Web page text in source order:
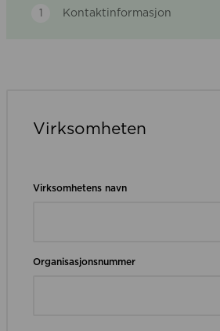
Kontaktinformasjon
Virksomheten
Virksomhetens navn
Organisasjonsnummer